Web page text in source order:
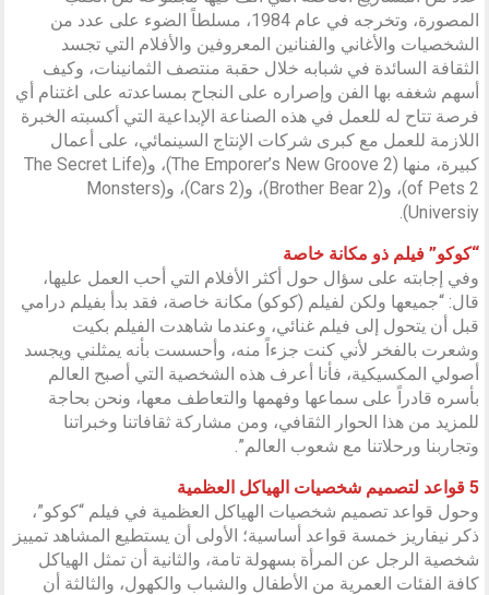
المصورة، وتخرجه في عام 1984، مسلطاً الضوء على عدد من
الشخصيات والأغاني والفنانين المعروفين والأفلام التي تجسد
الثقافة السائدة في شبابه خلال حقبة منتصف الثمانينات، وكيف
أسهم شغفه بها الفن وإصراره على النجاح بمساعدته على اغتنام أي
فرصة تتاح له للعمل في هذه الصناعة الإبداعية التي أكسبته الخبرة
اللازمة للعمل مع كبرى شركات الإنتاج السينمائي، على أعمال
كبيرة، منها (The Emporer’s New Groove 2)، و(The Secret Life
of Pets 2)، و(Brother Bear 2)، و(Cars 2)، و(Monsters
Universiy).
“كوكو” فيلم ذو مكانة خاصة
وفي إجابته على سؤال حول أكثر الأفلام التي أحب العمل عليها،
قال: “جميعها ولكن لفيلم (كوكو) مكانة خاصة، فقد بدأ بفيلم درامي
قبل أن يتحول إلى فيلم غنائي، وعندما شاهدت الفيلم بكيت
وشعرت بالفخر لأني كنت جزءاً منه، وأحسست بأنه يمثلني ويجسد
أصولي المكسيكية، فأنا أعرف هذه الشخصية التي أصبح العالم
بأسره قادراً على سماعها وفهمها والتعاطف معها، ونحن بحاجة
للمزيد من هذا الحوار الثقافي، ومن مشاركة ثقافاتنا وخبراتنا
وتجاربنا ورحلاتنا مع شعوب العالم”.
5 قواعد لتصميم شخصيات الهياكل العظمية
وحول قواعد تصميم شخصيات الهياكل العظمية في فيلم “كوكو”،
ذكر نيفاريز خمسة قواعد أساسية؛ الأولى أن يستطيع المشاهد تمييز
شخصية الرجل عن المرأة بسهولة تامة، والثانية أن تمثل الهياكل
كافة الفئات العمرية من الأطفال والشباب والكهول، والثالثة أن